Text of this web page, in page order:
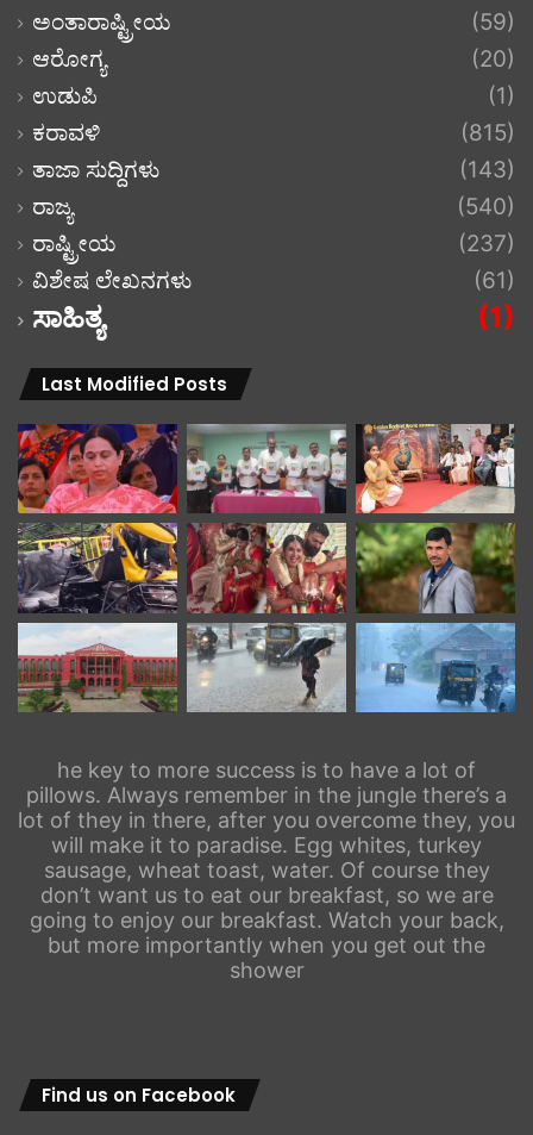
ಅಂತಾರಾಷ್ಟ್ರೀಯ
(59)
ಆರೋಗ್ಯ
(20)
ಉಡುಪಿ
(1)
ಕರಾವಳಿ
(815)
ತಾಜಾ ಸುದ್ದಿಗಳು
(143)
ರಾಜ್ಯ
(540)
ರಾಷ್ಟ್ರೀಯ
(237)
ವಿಶೇಷ ಲೇಖನಗಳು
(61)
ಸಾಹಿತ್ಯ (1)
Last Modified Posts
he key to more success is to have a lot of
pillows. Always remember in the jungle there’s a
lot of they in there, after you overcome they, you
will make it to paradise. Egg whites, turkey
sausage, wheat toast, water. Of course they
don’t want us to eat our breakfast, so we are
going to enjoy our breakfast. Watch your back,
but more importantly when you get out the
shower
Find us on Facebook